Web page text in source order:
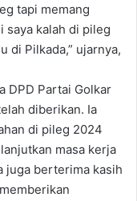
tapi memang
saya kalah di pileg
di Pilkada,” ujarnya,
DPD Partai Golkar
diberikan. Ia
di pileg 2024
masa kerja
juga berterima kasih